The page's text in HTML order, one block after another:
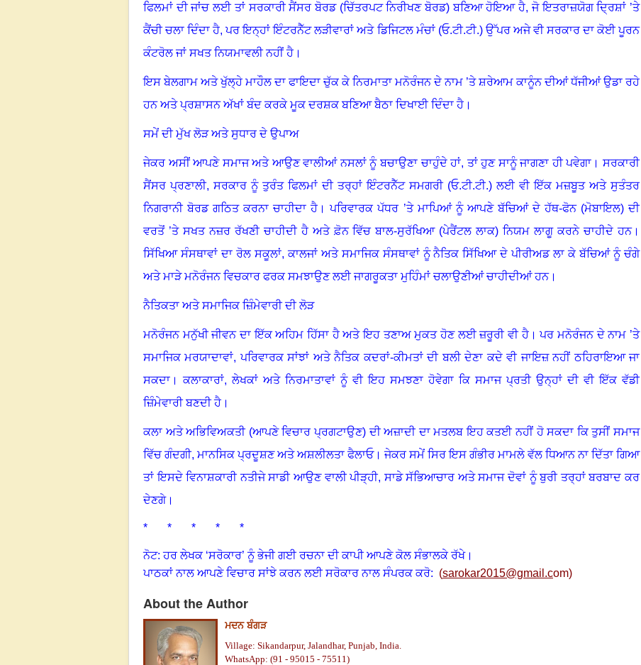
ਫਿਲਮਾਂ ਦੀ ਜਾਂਚ ਲਈ ਤਾਂ ਸਰਕਾਰੀ ਸੈਂਸਰ ਬੋਰਡ (ਚਿੱਤਰਪਟ ਨਿਰੀਖਣ ਬੋਰਡ) ਬਣਿਆ ਹੋਇਆ ਹੈ,ਜੋ ਇਤਰਾਜ਼ਯੋਗ ਦ੍ਰਿਸ਼ਾਂ ’ਤੇ
ਕੈਂਚੀ ਚਲਾ ਦਿੰਦਾ ਹੈ,ਪਰ ਇਨ੍ਹਾਂ ਇੰਟਰਨੈੱਟ ਲੜੀਵਾਰਾਂ ਅਤੇ ਡਿਜਿਟਲ ਮੰਚਾਂ (ਓ.ਟੀ.ਟੀ.) ਉੱਪਰ ਅਜੇ ਵੀ ਸਰਕਾਰ ਦਾ ਕੋਈ ਪੂਰਨ
ਕੰਟਰੋਲ ਜਾਂ ਸਖਤ ਨਿਯਮਾਵਲੀ ਨਹੀਂ ਹੈ ।
ਇਸ ਬੇਲਗਾਮ ਅਤੇ ਖੁੱਲ੍ਹੇ ਮਾਹੌਲ ਦਾ ਫਾਇਦਾ ਚੁੱਕ ਕੇ ਨਿਰਮਾਤਾ ਮਨੋਰੰਜਨ ਦੇ ਨਾਮ ’ਤੇ ਸ਼ਰੇਆਮ ਕਾਨੂੰਨ ਦੀਆਂ ਧੱਜੀਆਂ ਉਡਾ ਰਹੇ
ਹਨ ਅਤੇ ਪ੍ਰਸ਼ਾਸਨ ਅੱਖਾਂ ਬੰਦ ਕਰਕੇ ਮੂਕ ਦਰਸ਼ਕ ਬਣਿਆ ਬੈਠਾ ਦਿਖਾਈ ਦਿੰਦਾ ਹੈ ।
ਸਮੇਂ ਦੀ ਮੁੱਖ ਲੋੜ ਅਤੇ ਸੁਧਾਰ ਦੇ ਉਪਾਅ
ਜੇਕਰ ਅਸੀਂ ਆਪਣੇ ਸਮਾਜ ਅਤੇ ਆਉਣ ਵਾਲੀਆਂ ਨਸਲਾਂ ਨੂੰ ਬਚਾਉਣਾ ਚਾਹੁੰਦੇ ਹਾਂ, ਤਾਂ ਹੁਣ ਸਾਨੂੰ ਜਾਗਣਾ ਹੀ ਪਵੇਗਾ । ਸਰਕਾਰੀ
ਸੈਂਸਰ ਪ੍ਰਣਾਲੀ, ਸਰਕਾਰ ਨੂੰ ਤੁਰੰਤ ਫਿਲਮਾਂ ਦੀ ਤਰ੍ਹਾਂ ਇੰਟਰਨੈੱਟ ਸਮਗਰੀ (ਓ.ਟੀ.ਟੀ.) ਲਈ ਵੀ ਇੱਕ ਮਜ਼ਬੂਤ ਅਤੇ ਸੁਤੰਤਰ
ਨਿਗਰਾਨੀ ਬੋਰਡ ਗਠਿਤ ਕਰਨਾ ਚਾਹੀਦਾ ਹੈ ।
ਪਰਿਵਾਰਕ ਪੱਧਰ ’ਤੇ ਮਾਪਿਆਂ ਨੂੰ ਆਪਣੇ ਬੱਚਿਆਂ ਦੇ ਹੱਥ-ਫੋਨ (ਮੋਬਾਇਲ) ਦੀ
ਵਰਤੋਂ ’ਤੇ ਸਖਤ ਨਜ਼ਰ ਰੱਖਣੀ ਚਾਹੀਦੀ ਹੈ ਅਤੇ ਫ਼ੋਨ ਵਿੱਚ ਬਾਲ-ਸੁਰੱਖਿਆ (ਪੇਰੈਂਟਲ ਲਾਕ) ਨਿਯਮ ਲਾਗੂ ਕਰਨੇ ਚਾਹੀਦੇ ਹਨ।
ਸਿੱਖਿਆ ਸੰਸਥਾਵਾਂ ਦਾ ਰੋਲ ਸਕੂਲਾਂ,ਕਾਲਜਾਂ ਅਤੇ ਸਮਾਜਿਕ ਸੰਸਥਾਵਾਂ ਨੂੰ ਨੈਤਿਕ ਸਿੱਖਿਆ ਦੇ ਪੀਰੀਅਡ ਲਾ ਕੇ ਬੱਚਿਆਂ ਨੂੰ ਚੰਗੇ
ਅਤੇ ਮਾੜੇ ਮਨੋਰੰਜਨ ਵਿਚਕਾਰ ਫਰਕ ਸਮਝਾਉਣ ਲਈ ਜਾਗਰੂਕਤਾ ਮੁਹਿੰਮਾਂ ਚਲਾਉਣੀਆਂ ਚਾਹੀਦੀਆਂ ਹਨ।
ਨੈਤਿਕਤਾ ਅਤੇ ਸਮਾਜਿਕ ਜ਼ਿੰਮੇਵਾਰੀ ਦੀ ਲੋੜ
ਮਨੋਰੰਜਨ ਮਨੁੱਖੀ ਜੀਵਨ ਦਾ ਇੱਕ ਅਹਿਮ ਹਿੱਸਾ ਹੈ ਅਤੇ ਇਹ ਤਣਾਅ ਮੁਕਤ ਹੋਣ ਲਈ ਜ਼ਰੂਰੀ ਵੀ ਹੈ।ਪਰ ਮਨੋਰੰਜਨ ਦੇ ਨਾਮ ’ਤੇ
ਸਮਾਜਿਕ ਮਰਯਾਦਾਵਾਂ,ਪਰਿਵਾਰਕ ਸਾਂਝਾਂ ਅਤੇ ਨੈਤਿਕ ਕਦਰਾਂ-ਕੀਮਤਾਂ ਦੀ ਬਲੀ ਦੇਣਾ ਕਦੇ ਵੀ ਜਾਇਜ਼ ਨਹੀਂ ਠਹਿਰਾਇਆ ਜਾ
ਸਕਦਾ ।ਕਲਾਕਾਰਾਂ,ਲੇਖਕਾਂ ਅਤੇ ਨਿਰਮਾਤਾਵਾਂ ਨੂੰ ਵੀ ਇਹ ਸਮਝਣਾ ਹੋਵੇਗਾ ਕਿ ਸਮਾਜ ਪ੍ਰਤੀ ਉਨ੍ਹਾਂ ਦੀ ਵੀ ਇੱਕ ਵੱਡੀ
ਜ਼ਿੰਮੇਵਾਰੀ ਬਣਦੀ ਹੈ ।
ਕਲਾ ਅਤੇ ਅਭਿਵਿਅਕਤੀ (ਆਪਣੇ ਵਿਚਾਰ ਪ੍ਰਗਟਾਉਣ) ਦੀ ਅਜ਼ਾਦੀ ਦਾ ਮਤਲਬ ਇਹ ਕਤਈ ਨਹੀਂ ਹੋ ਸਕਦਾ ਕਿ ਤੁਸੀਂ ਸਮਾਜ
ਵਿੱਚ ਗੰਦਗੀ, ਮਾਨਸਿਕ ਪ੍ਰਦੂਸ਼ਣ ਅਤੇ ਅਸ਼ਲੀਲਤਾ ਫੈਲਾਓ।ਜੇਕਰ ਸਮੇਂ ਸਿਰ ਇਸ ਗੰਭੀਰ ਮਾਮਲੇ ਵੱਲ ਧਿਆਨ ਨਾ ਦਿੱਤਾ ਗਿਆ
ਤਾਂ ਇਸਦੇ ਵਿਨਾਸ਼ਕਾਰੀ ਨਤੀਜੇ ਸਾਡੀ ਆਉਣ ਵਾਲੀ ਪੀੜ੍ਹੀ, ਸਾਡੇ ਸੱਭਿਆਚਾਰ ਅਤੇ ਸਮਾਜ ਦੋਵਾਂ ਨੂੰ ਬੁਰੀ ਤਰ੍ਹਾਂ ਬਰਬਾਦ ਕਰ
ਦੇਣਗੇ।
* * * * *
ਨੋਟ: ਹਰ ਲੇਖਕ ‘ਸਰੋਕਾਰ’ ਨੂੰ ਭੇਜੀ ਗਈ ਰਚਨਾ ਦੀ ਕਾਪੀ ਆਪਣੇ ਕੋਲ ਸੰਭਾਲਕੇ ਰੱਖੇ।
ਪਾਠਕਾਂ ਨਾਲ ਆਪਣੇ ਵਿਚਾਰ ਸਾਂਝੇ ਕਰਨ ਲਈ ਸਰੋਕਾਰ ਨਾਲ ਸੰਪਰਕ ਕਰੋ: (sarokar2015@gmail.com)
About the Author
ਮਦਨ ਬੰਗੜ
Village: Sikandarpur, Jalandhar, Punjab, India.
WhatsApp: (91 - 95015 - 75511)